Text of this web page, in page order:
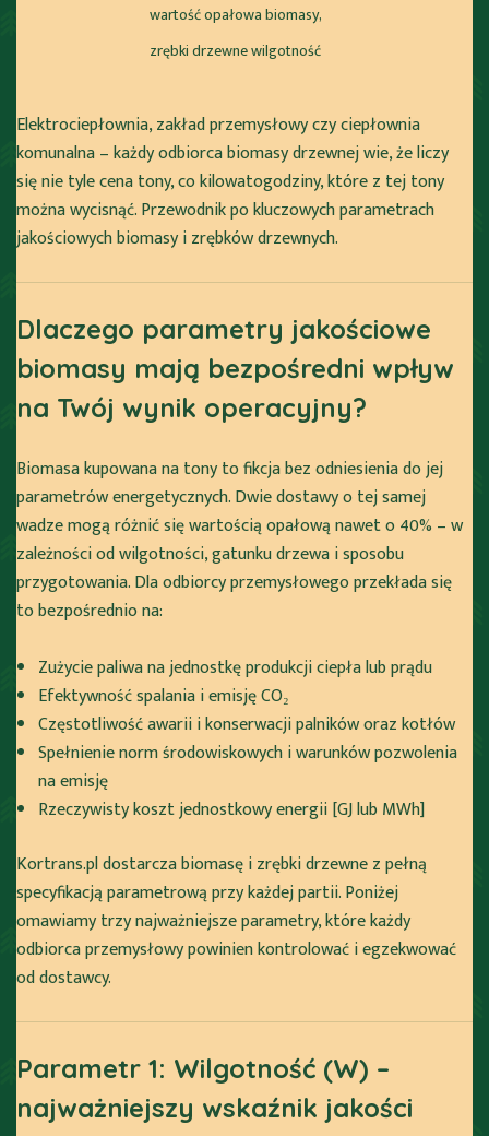
wartość opałowa biomasy,
zrębki drzewne wilgotność
Elektrociepłownia, zakład przemysłowy czy ciepłownia
komunalna – każdy odbiorca biomasy drzewnej wie, że liczy
się nie tyle cena tony, co kilowatogodziny, które z tej tony
można wycisnąć. Przewodnik po kluczowych parametrach
jakościowych biomasy i zrębków drzewnych.
Dlaczego parametry jakościowe
biomasy mają bezpośredni wpływ
na Twój wynik operacyjny?
Biomasa kupowana na tony to fikcja bez odniesienia do jej
parametrów energetycznych. Dwie dostawy o tej samej
wadze mogą różnić się wartością opałową nawet o 40% – w
zależności od wilgotności, gatunku drzewa i sposobu
przygotowania. Dla odbiorcy przemysłowego przekłada się
to bezpośrednio na:
Zużycie paliwa na jednostkę produkcji ciepła lub prądu
Efektywność spalania i emisję CO₂
Częstotliwość awarii i konserwacji palników oraz kotłów
Spełnienie norm środowiskowych i warunków pozwolenia
na emisję
Rzeczywisty koszt jednostkowy energii [GJ lub MWh]
Kortrans.pl dostarcza biomasę i zrębki drzewne z pełną
specyfikacją parametrową przy każdej partii. Poniżej
omawiamy trzy najważniejsze parametry, które każdy
odbiorca przemysłowy powinien kontrolować i egzekwować
od dostawcy.
Parametr 1: Wilgotność (W) –
najważniejszy wskaźnik jakości